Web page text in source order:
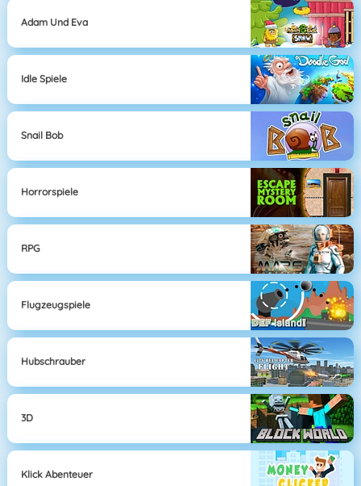
Adam Und Eva
Idle Spiele
Snail Bob
Horrorspiele
RPG
Flugzeugspiele
Hubschrauber
3D
Klick Abenteuer